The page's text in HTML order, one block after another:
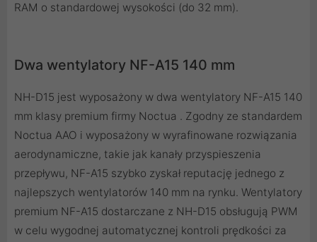
RAM o standardowej wysokości (do 32 mm).
Dwa wentylatory NF-A15 140 mm
NH-D15 jest wyposażony w dwa wentylatory NF-A15 140
mm klasy premium firmy Noctua . Zgodny ze standardem
Noctua AAO i wyposażony w wyrafinowane rozwiązania
aerodynamiczne, takie jak kanały przyspieszenia
przepływu, NF-A15 szybko zyskał reputację jednego z
najlepszych wentylatorów 140 mm na rynku. Wentylatory
premium NF-A15 dostarczane z NH-D15 obsługują PWM
w celu wygodnej automatycznej kontroli prędkości za